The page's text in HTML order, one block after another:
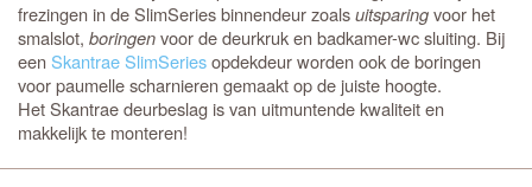
frezingen in de SlimSeries binnendeur zoalsuitsparingvoor het
smalslot, boringenvoor de deurkruk en badkamer-wc sluiting. Bij
eenSkantrae SlimSeriesopdekdeur worden ook de boringen
voor paumelle scharnieren gemaakt op de juiste hoogte.
Het Skantrae deurbeslag is van uitmuntende kwaliteit en
makkelijk te monteren!